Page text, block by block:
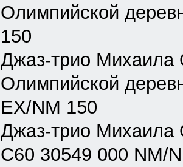
Олимпийской
150
Джаз-трио Михаила
Олимпийской
EX/NM 150
Джаз-трио
С60 30549 000 NM/